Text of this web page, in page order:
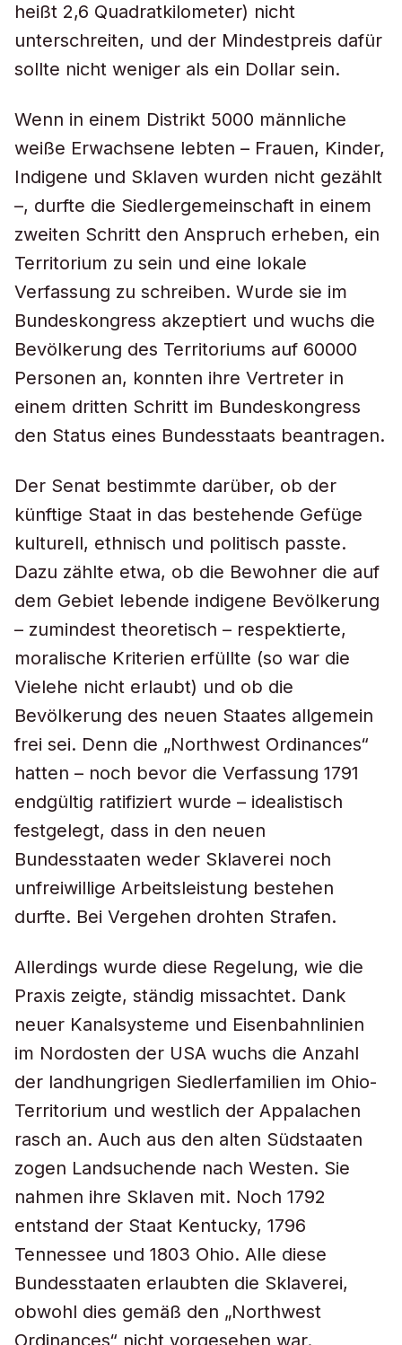
heißt 2,6 Quadratkilometer) nicht
unterschreiten, und der Mindestpreis dafür
sollte nicht weniger als ein Dollar sein.
Wenn in einem Distrikt 5000 männliche
weiße Erwachsene lebten – Frauen, Kinder,
Indigene und Sklaven wurden nicht gezählt
–, durfte die Siedlergemeinschaft in einem
zweiten Schritt den Anspruch erheben, ein
Territorium zu sein und eine lokale
Verfassung zu schreiben. Wurde sie im
Bundeskongress akzeptiert und wuchs die
Bevölkerung des Territoriums auf 60000
Personen an, konnten ihre Vertreter in
einem dritten Schritt im Bundeskongress
den Status eines Bundesstaats beantragen.
Der Senat bestimmte darüber, ob der
künftige Staat in das bestehende Gefüge
kulturell, ethnisch und politisch passte.
Dazu zählte etwa, ob die Bewohner die auf
dem Gebiet lebende indigene Bevölkerung
– zumindest theoretisch – respektierte,
moralische Kriterien erfüllte (so war die
Vielehe nicht erlaubt) und ob die
Bevölkerung des neuen Staates allgemein
frei sei. Denn die „Northwest Ordinances“
hatten – noch bevor die Verfassung 1791
endgültig ratifiziert wurde – idealistisch
festgelegt, dass in den neuen
Bundesstaaten weder Sklaverei noch
unfreiwillige Arbeitsleistung bestehen
durfte. Bei Vergehen drohten Strafen.
Allerdings wurde diese Regelung, wie die
Praxis zeigte, ständig missachtet. Dank
neuer Kanalsysteme und Eisenbahnlinien
im Nordosten der USA wuchs die Anzahl
der landhungrigen Siedlerfamilien im Ohio-
Territorium und westlich der Appalachen
rasch an. Auch aus den alten Südstaaten
zogen Landsuchende nach Westen. Sie
nahmen ihre Sklaven mit. Noch 1792
entstand der Staat Kentucky, 1796
Tennessee und 1803 Ohio. Alle diese
Bundesstaaten erlaubten die Sklaverei,
obwohl dies gemäß den „Northwest
Ordinances“ nicht vorgesehen war.